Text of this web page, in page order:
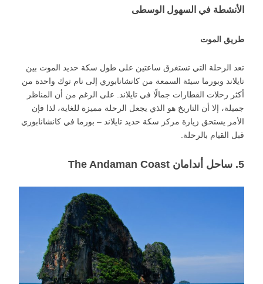
الأنشطة في السهول الوسطى
طريق الموت
تعد الرحلة التي تستغرق ساعتين على طول سكة حديد الموت بين
تايلاند وبورما سيئة السمعة من كانشانابوري إلى نام توك واحدة من
أكثر رحلات القطارات جمالًا في تايلاند. على الرغم من أن المناظر
جميلة، إلا أن التاريخ هو الذي يجعل الرحلة مميزة للغاية، لذا فإن
الأمر يستحق زيارة مركز سكة حديد تايلاند – بورما في كانشانابوري
قبل القيام بالرحلة.
5. ساحل أندامان The Andaman Coast